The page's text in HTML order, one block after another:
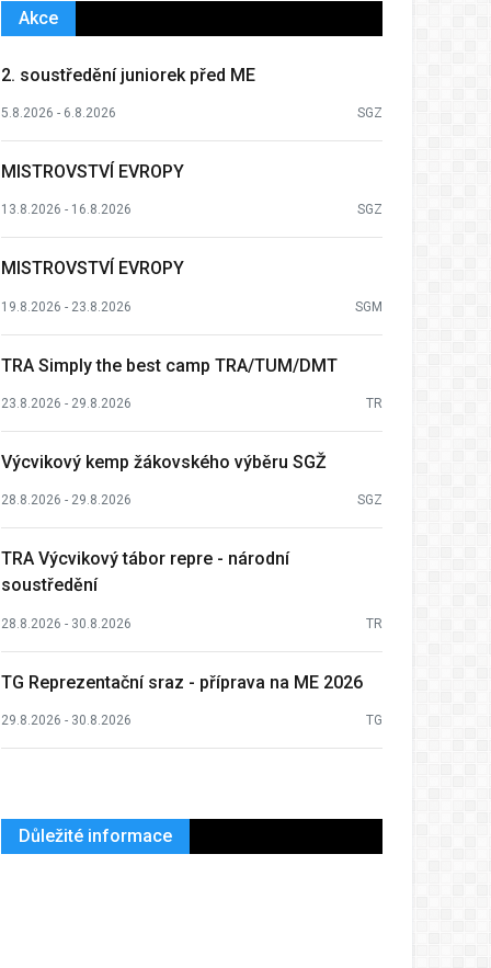
Akce
2. soustředění juniorek před ME
5.8.2026 - 6.8.2026 SGZ
MISTROVSTVÍ EVROPY
13.8.2026 - 16.8.2026 SGZ
MISTROVSTVÍ EVROPY
19.8.2026 - 23.8.2026 SGM
TRA Simply the best camp TRA/TUM/DMT
23.8.2026 - 29.8.2026 TR
Výcvikový kemp žákovského výběru SGŽ
28.8.2026 - 29.8.2026 SGZ
TRA Výcvikový tábor repre - národní
soustředění
28.8.2026 - 30.8.2026 TR
TG Reprezentační sraz - příprava na ME 2026
29.8.2026 - 30.8.2026 TG
Důležité informace